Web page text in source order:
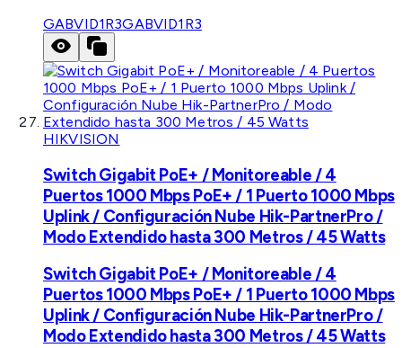
GABVID1R3GABVID1R3
HIKVISION
Switch Gigabit PoE+ / Monitoreable / 4
Puertos 1000 Mbps PoE+ / 1 Puerto 1000 Mbps
Uplink / Configuración Nube Hik-PartnerPro /
Modo Extendido hasta 300 Metros / 45 Watts
Switch Gigabit PoE+ / Monitoreable / 4
Puertos 1000 Mbps PoE+ / 1 Puerto 1000 Mbps
Uplink / Configuración Nube Hik-PartnerPro /
Modo Extendido hasta 300 Metros / 45 Watts